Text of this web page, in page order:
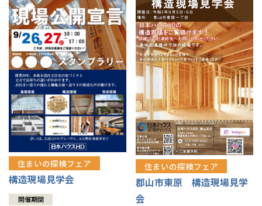
住まいの探検フェア
構造現場見学会
開催期間
住まいの探検フェア
郡山市東原 構造現場見学
会